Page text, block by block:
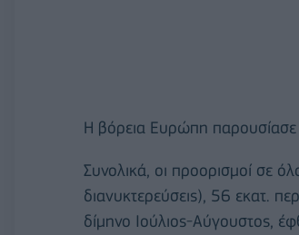
Η βόρεια Ευρώπη
Συνολικά, οι προορισμοί σε
διανυκτερεύσεις), 56 εκατ.
δίμηνο Ιούλιος-Αύγουστος,